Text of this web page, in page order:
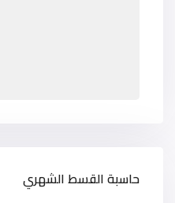
حاسبة القسط الشهري